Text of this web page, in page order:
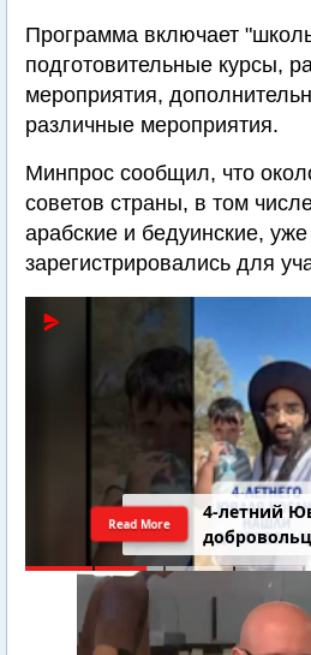
Программа включает
подготовительные курсы,
мероприятия,
различные мероприятия.
Минпрос сообщил, что
советов страны, в том
арабские и бедуинские, уже
зарегистрировались для
4-летний
Read More